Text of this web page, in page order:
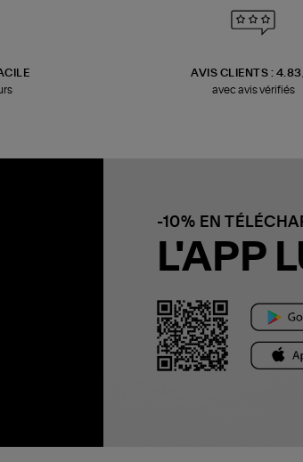
AVIS CLIENTS :
avec avis vérifiés
-10% EN
L'APP